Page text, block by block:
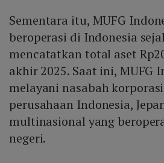
Sementara itu, MUFG
beroperasi di Indonesia
mencatatkan total aset
akhir 2025. Saat ini, MUFG
melayani nasabah
perusahaan Indonesia,
multinasional yang
negeri.